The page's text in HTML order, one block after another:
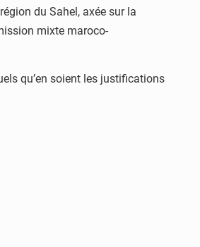
du Sahel, axée sur la
mixte maroco-
qu’en soient les justifications